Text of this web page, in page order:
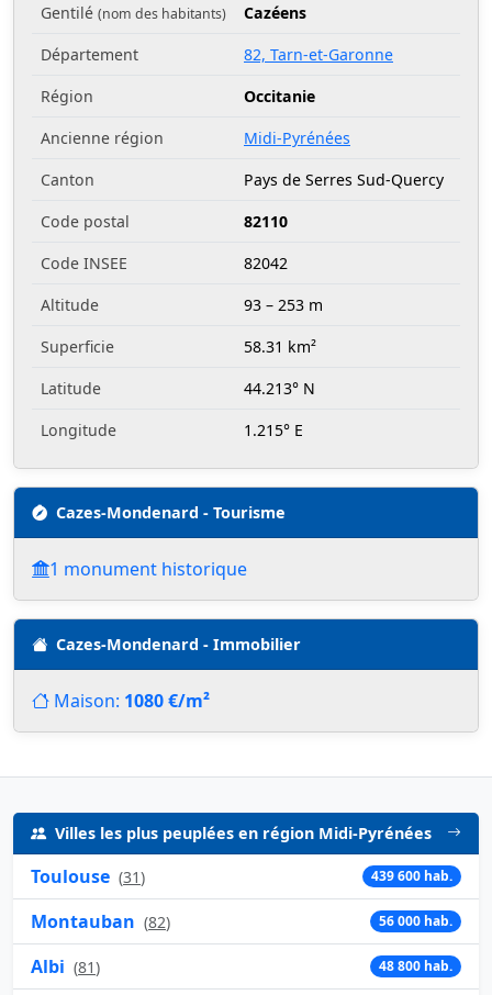
Gentilé (nom des habitants)
Cazéens
Département
82, Tarn-et-Garonne
Région
Occitanie
Ancienne région
Midi-Pyrénées
Canton
Pays de Serres Sud-Quercy
Code postal
82110
Code INSEE
82042
Altitude
93 – 253 m
Superficie
58.31 km²
Latitude
44.213° N
Longitude
1.215° E
Cazes-Mondenard - Tourisme
1 monument historique
Cazes-Mondenard - Immobilier
Maison: 1080 €/m²
Villes les plus peuplées en région Midi-Pyrénées
Toulouse (31) 439 600 hab.
Montauban (82) 56 000 hab.
Albi (81) 48 800 hab.